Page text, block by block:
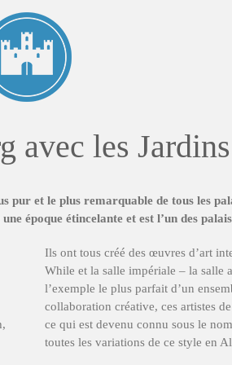
avec les
pur et le plus remarquable de tous les
époque étincelante et est l’un des
Ils ont tous créé des œuvres d’art
While et la salle impériale – la salle
l’exemple le plus parfait d’un
collaboration créative, ces artistes
ce qui est devenu connu sous le
toutes les variations de ce style en